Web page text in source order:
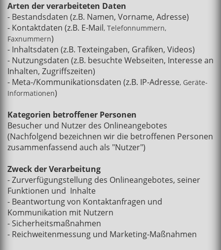
Arten der verarbeiteten Daten
- Bestandsdaten (z.B. Namen, Vorname, Adresse)
- Kontaktdaten (z.B. E-Mail, Telefonnummern,
Faxnummern)
- Inhaltsdaten (z.B. Texteingaben, Grafiken, Videos)
- Nutzungsdaten (z.B. besuchte Webseiten, Interesse an
Inhalten, Zugriffszeiten)
- Meta-/Kommunikationsdaten (z.B. IP-Adresse, Geräte-
Informationen)
Kategorien betroffener Personen
Besucher und Nutzer des Onlineangebotes
(Nachfolgend bezeichnen wir die betroffenen Personen
zusammenfassend auch als "Nutzer")
Zweck der Verarbeitung
- Zurverfügungstellung des Onlineangebotes, seiner
Funktionen und Inhalte
- Beantwortung von Kontaktanfragen und
Kommunikation mit Nutzern
- Sicherheitsmaßnahmen
- Reichweitenmessung und Marketing-Maßnahmen